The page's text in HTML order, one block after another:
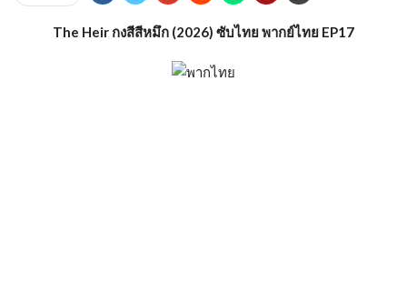
The Heir กงสีสีหมึก (2026) ซับไทย พากย์ไทย EP17